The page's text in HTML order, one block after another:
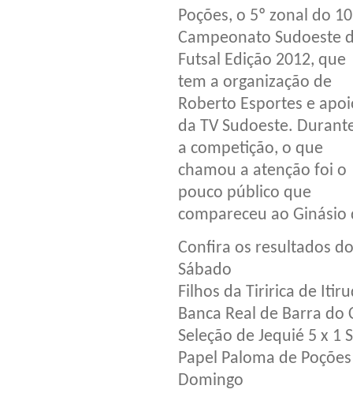
Poções, o 5º zonal do
Campeonato Sudoeste
Futsal Edição 2012, que
tem a organização de
Roberto Esportes e
da TV Sudoeste.
a competição, o que
chamou a atenção foi o
pouco público que
compareceu ao Ginásio
Confira os resultados
Sábado
Filhos da Tiririca de
Banca Real de Barra do
Seleção de Jequié 5 x 1
Papel Paloma de
Domingo